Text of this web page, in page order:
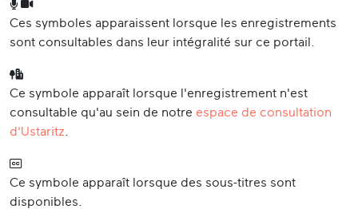
Ces symboles apparaissent lorsque les enregistrements
sont consultables dans leur intégralité sur ce portail.
Ce symbole apparaît lorsque l'enregistrement n'est
consultable qu'au sein de notre espace de consultation
d'Ustaritz
Ce symbole apparaît lorsque des sous-titres sont
disponibles.